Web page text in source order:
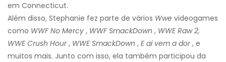
em Connecticut.
Além disso, Stephanie fez parte de vários Wwe videogames
como WWF No Mercy , WWF SmackDown , WWE Raw 2,
WWE Crush Hour, WWE SmackDown , E ai vem a dor, e
muitos mais. Junto com isso, ela também participou da